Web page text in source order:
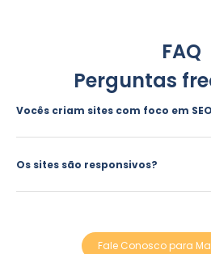
FAQ
Perguntas
Vocês criam sites com foco em
Os sites são responsivos?
Fale Conosco para